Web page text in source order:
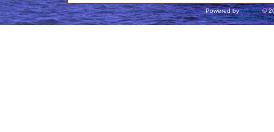
Powered byphpBB©
Русская поддержка